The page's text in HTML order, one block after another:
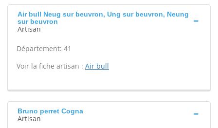
Air bull Neug sur beuvron, Ung sur beuvron, Neung
sur beuvron
Artisan
Département: 41
Voir la fiche artisan : Air bull
Bruno perret Cogna
Artisan